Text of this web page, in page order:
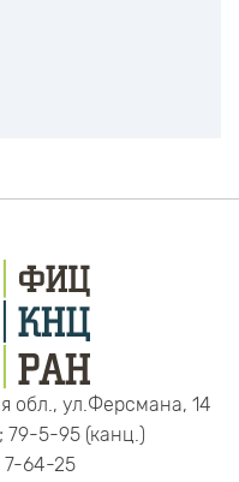
обл., ул.Ферсмана, 14
79-5-95 (канц.)
7-64-25